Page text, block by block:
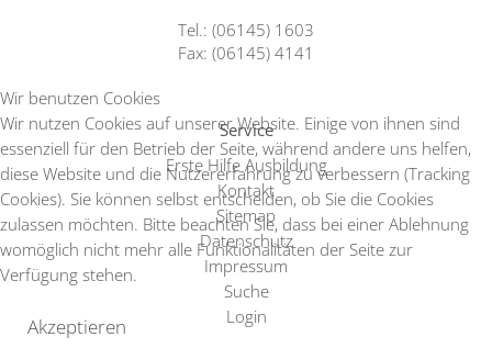
Tel.: (06145) 1603
Fax: (06145) 4141
Service
Erste Hilfe Ausbildung
Kontakt
Sitemap
Datenschutz
Impressum
Suche
Login
Wir benutzen Cookies
Wir nutzen Cookies auf unserer Website. Einige von ihnen sind
essenziell für den Betrieb der Seite, während andere uns helfen,
diese Website und die Nutzererfahrung zu verbessern (Tracking
Cookies). Sie können selbst entscheiden, ob Sie die Cookies
zulassen möchten. Bitte beachten Sie, dass bei einer Ablehnung
womöglich nicht mehr alle Funktionalitäten der Seite zur
Verfügung stehen.
Akzeptieren